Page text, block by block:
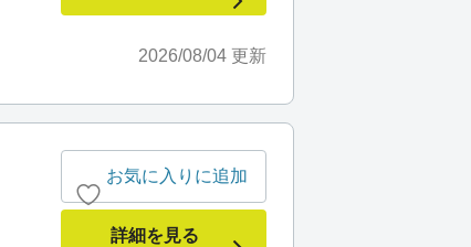
2026/08/04 更新
お気に入りに追加
詳細を見る